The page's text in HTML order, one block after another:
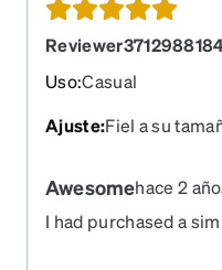
Uso:Casual
Ajuste:Fiel a su
Awesomehace 2
I had purchased a